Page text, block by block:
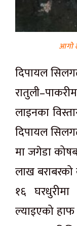
आगो
दिपायल
लाइनका
दिपायल
मा जगेडा
लाख
१६
ल्याइएको हाफ